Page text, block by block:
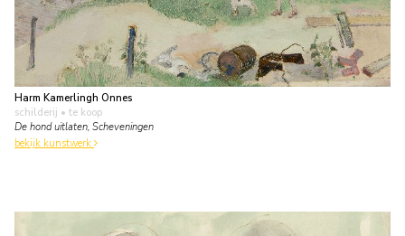
Harm Kamerlingh Onnes
schilderij • te koop
De hond uitlaten, Scheveningen
bekijk kunstwerk